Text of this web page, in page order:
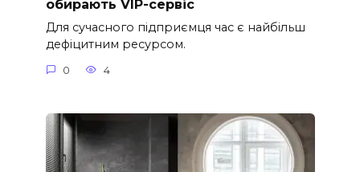
обирають VIP-сервіс
Для сучасного підприємця час є найбільш
дефіцитним ресурсом.
0 4